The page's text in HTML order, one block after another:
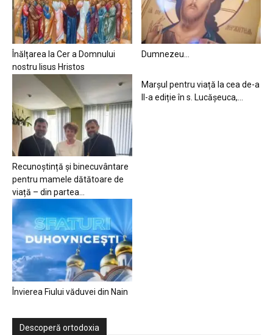
Înălțarea la Cer a Domnului
nostru Iisus Hristos
Dumnezeu…
Recunoștință și binecuvântare
pentru mamele dătătoare de
viață – din partea...
Marșul pentru viață la cea de-a
II-a ediție în s. Lucășeuca,...
Învierea Fiului văduvei din Nain
Descoperă ortodoxia